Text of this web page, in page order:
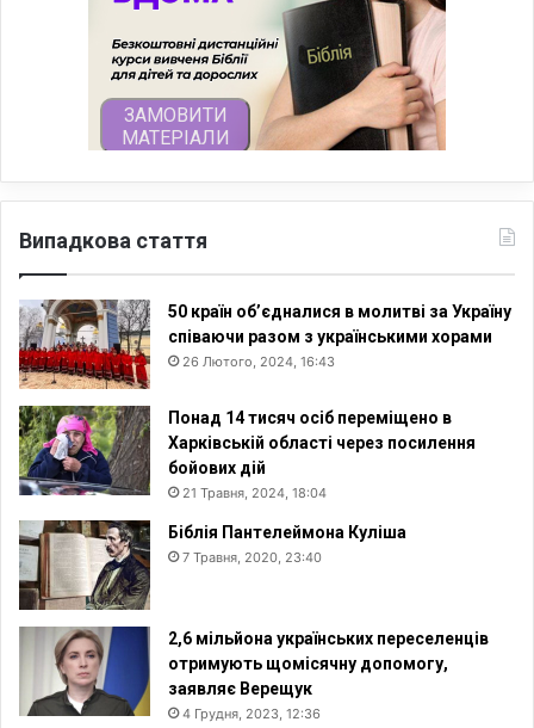
Випадкова стаття
50 країн об’єдналися в молитві за Україну
співаючи разом з українськими хорами
26 Лютого, 2024, 16:43
Понад 14 тисяч осіб переміщено в
Харківській області через посилення
бойових дій
21 Травня, 2024, 18:04
Біблія Пантелеймона Куліша
7 Травня, 2020, 23:40
2,6 мільйона українських переселенців
отримують щомісячну допомогу,
заявляє Верещук
4 Грудня, 2023, 12:36